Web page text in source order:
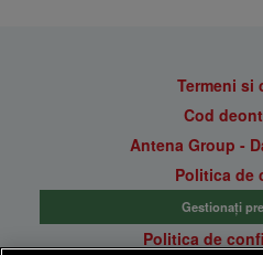
Termeni si
Cod
Antena Group -
Politica de
Gestionați
Politica de